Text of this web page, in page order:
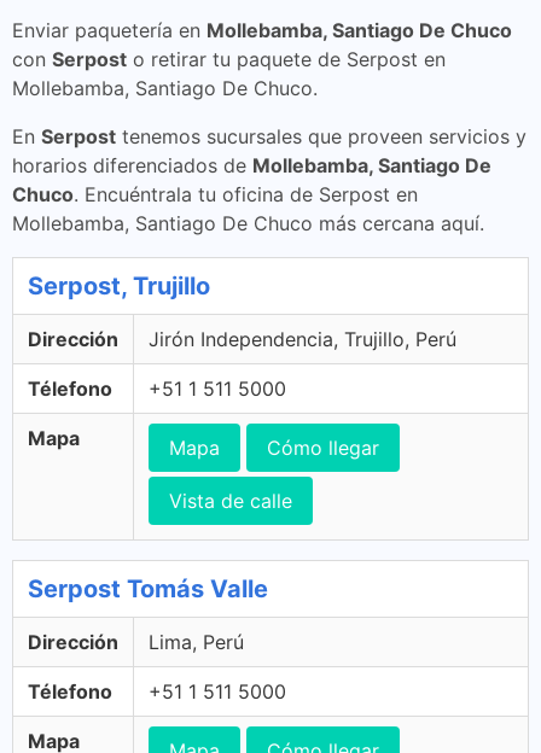
Enviar paquetería en Mollebamba, Santiago De Chuco
con Serpost o retirar tu paquete de Serpost en
Mollebamba, Santiago De Chuco.
En Serpost tenemos sucursales que proveen servicios y
horarios diferenciados de Mollebamba, Santiago De
Chuco. Encuéntrala tu oficina de Serpost en
Mollebamba, Santiago De Chuco más cercana aquí.
Serpost, Trujillo
Dirección Jirón Independencia, Trujillo, Perú
Télefono +51 1 511 5000
Mapa Mapa Cómo llegar
Vista de calle
Serpost Tomás Valle
Dirección Lima, Perú
Télefono +51 1 511 5000
Mapa